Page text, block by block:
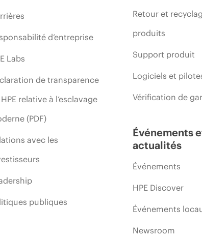
d’entreprise
Labs
de transparence
relative à l’esclavage
(PDF)
avec les
publiques
Retour et
produits
Support produit
Logiciels et
Vérification de
Événements
actualités
Événements
HPE Discover
Événements
Newsroom